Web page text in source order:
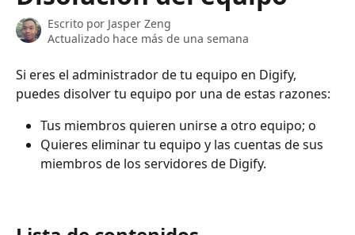
Escrito por Jasper Zeng
Actualizado hace más de una semana
Si eres el administrador de tu equipo en Digify,
puedes disolver tu equipo por una de estas razones:
Tus miembros quieren unirse a otro equipo; o
Quieres eliminar tu equipo y las cuentas de sus
miembros de los servidores de Digify.